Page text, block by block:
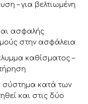
– για βελτιωμένη
ασφαλής
στην ασφάλεια
καθίσματος –
σύστημα κατά των
και στις δύο